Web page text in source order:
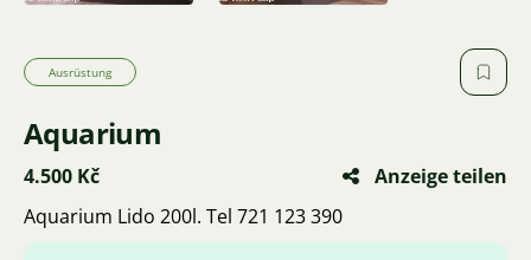
Ausrüstung
Aquarium
4.500 Kč
Anzeige teilen
Aquarium Lido 200l. Tel 721 123 390